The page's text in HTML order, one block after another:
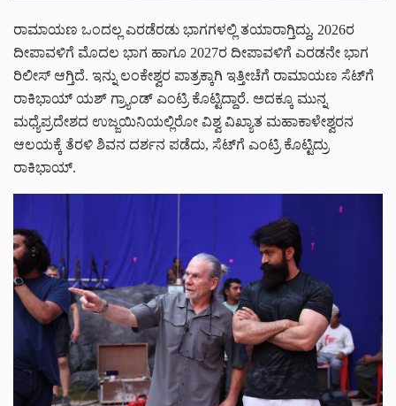
ರಾಮಾಯಣ ಒಂದಲ್ಲ ಎರಡೆರಡು ಭಾಗಗಳಲ್ಲಿ ತಯಾರಾಗ್ತಿದ್ದು, 2026ರ
ದೀಪಾವಳಿಗೆ ಮೊದಲ ಭಾಗ ಹಾಗೂ 2027ರ ದೀಪಾವಳಿಗೆ ಎರಡನೇ ಭಾಗ
ರಿಲೀಸ್ ಆಗ್ತಿದೆ. ಇನ್ನು ಲಂಕೇಶ್ವರ ಪಾತ್ರಕ್ಕಾಗಿ ಇತ್ತೀಚೆಗೆ ರಾಮಾಯಣ ಸೆಟ್‌‌ಗೆ
ರಾಕಿಭಾಯ್ ಯಶ್ ಗ್ರ್ಯಾಂಡ್ ಎಂಟ್ರಿ ಕೊಟ್ಟಿದ್ದಾರೆ. ಅದಕ್ಕೂ ಮುನ್ನ
ಮಧ್ಯೆಪ್ರದೇಶದ ಉಜ್ಜಯಿನಿಯಲ್ಲಿರೋ ವಿಶ್ವ ವಿಖ್ಯಾತ ಮಹಾಕಾಳೇಶ್ವರನ
ಆಲಯಕ್ಕೆ ತೆರಳಿ ಶಿವನ ದರ್ಶನ ಪಡೆದು, ಸೆಟ್‌ಗೆ ಎಂಟ್ರಿ ಕೊಟ್ಟಿದ್ರು
ರಾಕಿಭಾಯ್.